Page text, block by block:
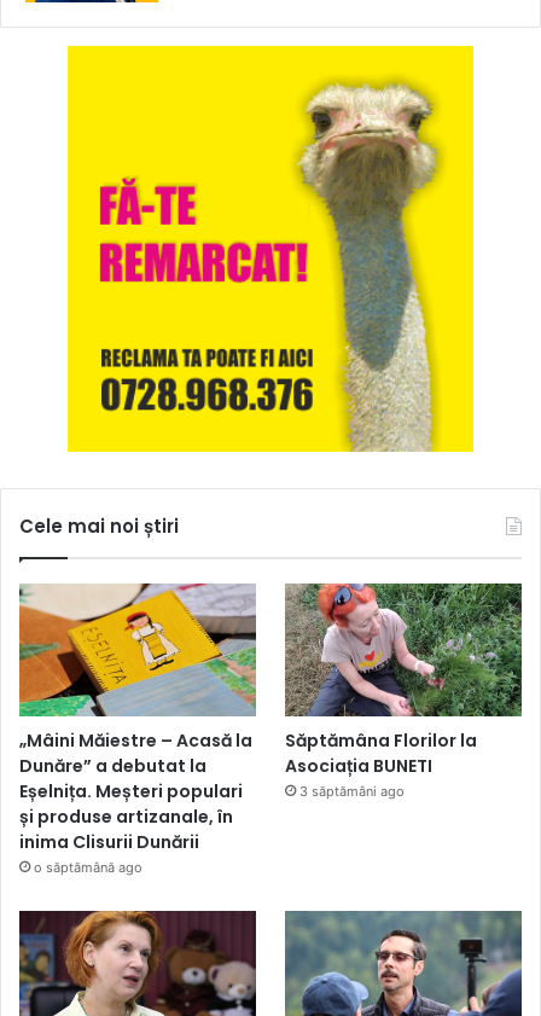
Cele mai noi știri
„Mâini Măiestre – Acasă la
Dunăre” a debutat la
Eșelnița. Meșteri populari
și produse artizanale, în
inima Clisurii Dunării
o săptămână ago
Săptămâna Florilor la
Asociația BUNETI
3 săptămâni ago